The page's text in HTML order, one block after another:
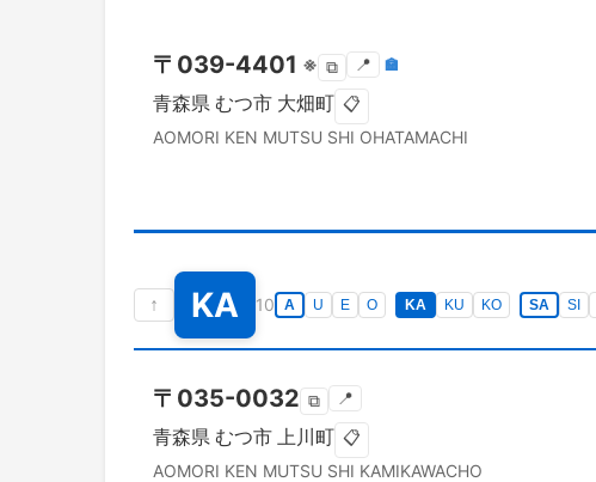
〒 039-4401 ※ ⧉ 📍 🏣
青森県 むつ市 大畑町 📋
AOMORI KEN MUTSU SHI OHATAMACHI
↑ KA 10 A U E O KA KU KO SA SI
〒 035-0032 ⧉ 📍
青森県 むつ市 上川町 📋
AOMORI KEN MUTSU SHI KAMIKAWACHO